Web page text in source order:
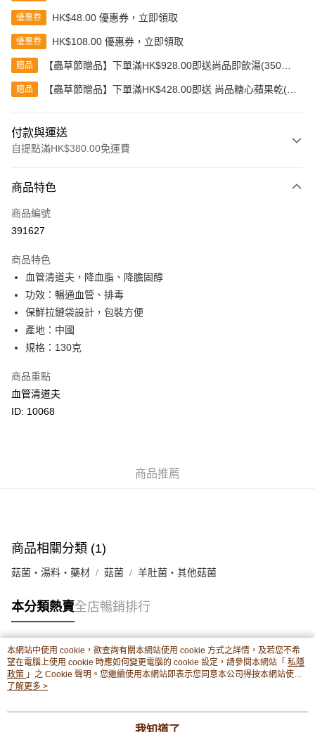
優惠券 HK$48.00 優惠券，立即領取
優惠券 HK$108.00 優惠券，立即領取
贈品
【蟲草節贈品】下單滿HK$928.00即送尚品即飲湯(350克)
贈品
【蟲草節贈品】下單滿HK$428.00即送 尚品糖心蘋果乾(80
付款與運送
自提點滿HK$380.00免運費
信用卡
Apple Pay
AlipayHK
PayMe
WeChat Pay
BoC Pay
其他轉帳方式
相關說明
轉數快識別碼(FPS ID)：4042362 中國銀行戶口：012-875-1-240680-7 匯
物流公司會改派其他自取點或其他配送方式。)
每筆HK$80.00，滿HK$380.00或以上免運費
付款後門市自取 (3-6天可到店取) (取貨請自備購物袋)
每筆HK$80.00，滿HK$380.00或以上免運費
商品特色
商品編號
391627
商品特色
血管清道夫，降血脂、降膽固醇
功效：暢通血管、排毒
保鮮拉鏈袋設計，包裝方便
產地：中國
規格：130克
商品重點
血管清道夫
ID: 10068
商品推薦
商品相關分類 (1)
菇菌・湯料・藥材 菇菌 羊肚菌・其他菇菌
本分類熱賣全店暢銷排行
熱門標籤
熱銷排行
本網站中使用 cookie，欲查詢有關本網站使用 cookie 方式之詳情，及若您不希
望在電腦上使用 cookie 時應如何變更電腦的 cookie 設定，請參閱本網站「 私隱
政策 」之 Cookie 聲明。您繼續使用本網站即表示您同意本公司得按本網站使用
條款之 Cookie 聲明使用 cookie。
了解更多 >
我知道了